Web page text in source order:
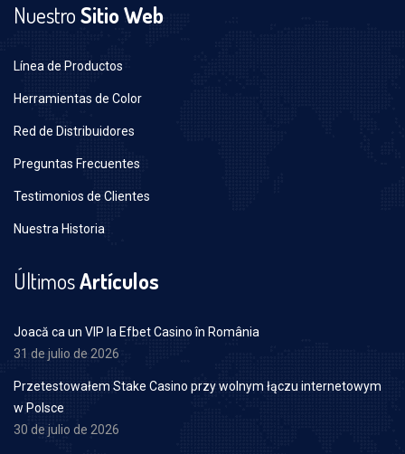
NuestroSitio Web
Línea de Productos
Herramientas de Color
Red de Distribuidores
Preguntas Frecuentes
Testimonios de Clientes
Nuestra Historia
ÚltimosArtículos
Joacă ca un VIP la Efbet Casino în România
31 de julio de 2026
Przetestowałem Stake Casino przy wolnym łączu internetowym
w Polsce
30 de julio de 2026